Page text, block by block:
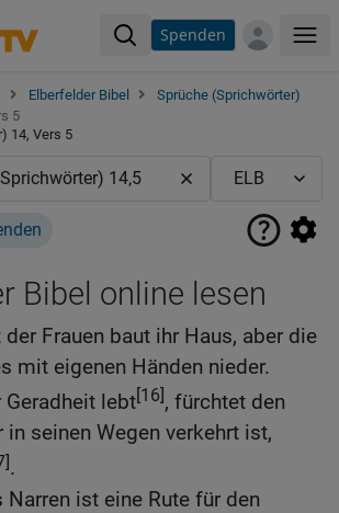
Spenden
Elberfelder Bibel
Sprüche (Sprichwörter)
5
14, Vers 5
Bibel online lesen
Frauen baut ihr Haus, aber die
mit eigenen Händen nieder.
Geradheit lebt[16], fürchtet den
in seinen Wegen verkehrt ist,
.
ist eine Rute für den